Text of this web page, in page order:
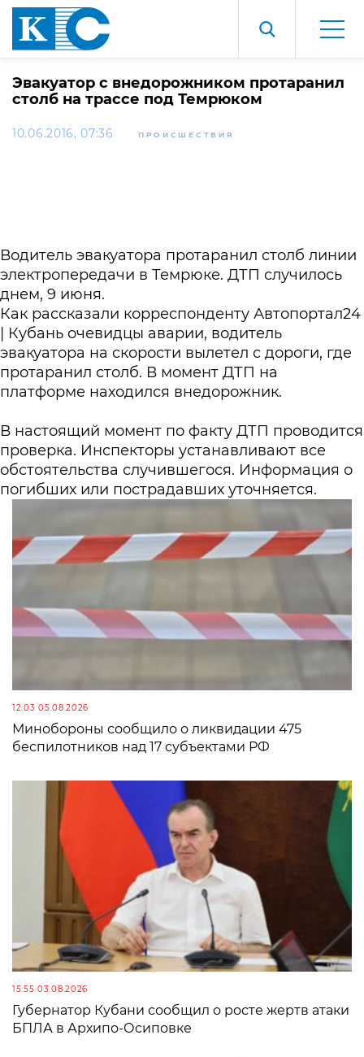
Эвакуатор с внедорожником протаранил
столб на трассе под Темрюком
10.06.2016, 07:36 ПРОИСШЕСТВИЯ
Водитель эвакуатора протаранил столб линии
электропередачи в Темрюке. ДТП случилось
днем, 9 июня.
Как рассказали корреспонденту Автопортал24
| Кубань очевидцы аварии, водитель
эвакуатора на скорости вылетел с дороги, где
протаранил столб. В момент ДТП на
платформе находился внедорожник.
В настоящий момент по факту ДТП проводится
проверка. Инспекторы устанавливают все
обстоятельства случившегося. Информация о
погибших или пострадавших уточняется.
12:03 05.08.2026
Минобороны сообщило о ликвидации 475
беспилотников над 17 субъектами РФ
15:55 03.08.2026
Губернатор Кубани сообщил о росте жертв атаки
БПЛА в Архипо-Осиповке